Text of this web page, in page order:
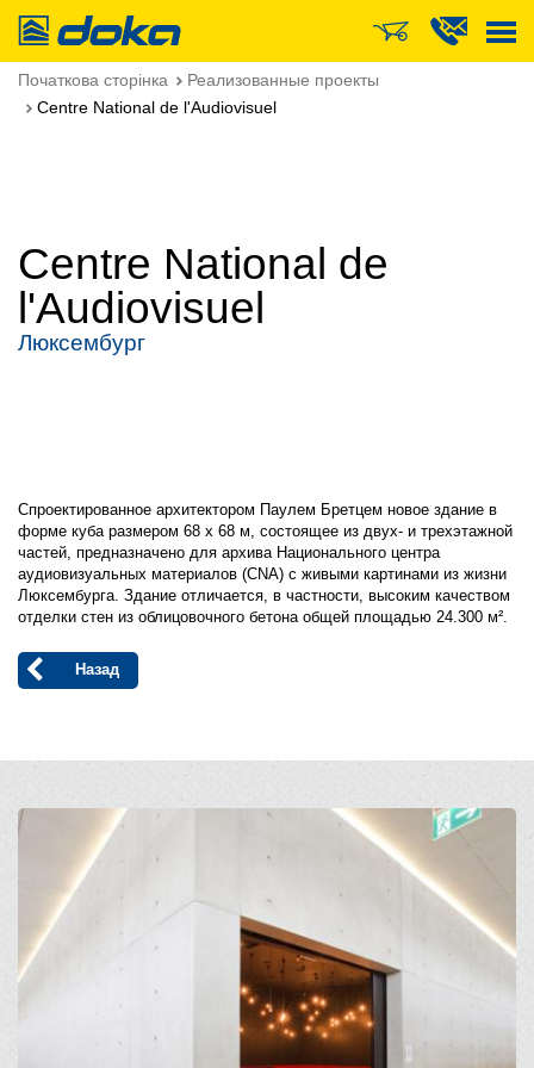
Doka
Початкова сторінка
Реализованные проекты
Centre National de l'Audiovisuel
Centre National de
l'Audiovisuel
Люксембург
Спроектированное архитектором Паулем Бретцем новое здание в
форме куба размером 68 x 68 м, состоящее из двух- и трехэтажной
частей, предназначено для архива Национального центра
аудиовизуальных материалов (CNA) с живыми картинами из жизни
Люксембурга. Здание отличается, в частности, высоким качеством
отделки стен из облицовочного бетона общей площадью 24.300 м².
Назад
Open